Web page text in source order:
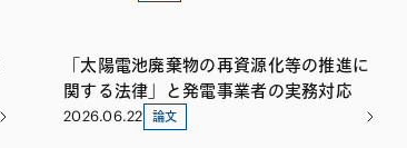
「太陽電池廃棄物の再資源化等の推進に
関する法律」と発電事業者の実務対応
2026.06.22 論文